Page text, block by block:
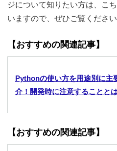
ジについて知りたい方は、こ
いますので、ぜひご覧ください
【おすすめの関連記事】
Pythonの使い方を用途別に主
介！開発時に注意することと
【おすすめの関連記事】